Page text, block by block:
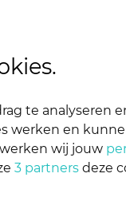
in
te analyseren
werken en
wij jouw
3 partners deze